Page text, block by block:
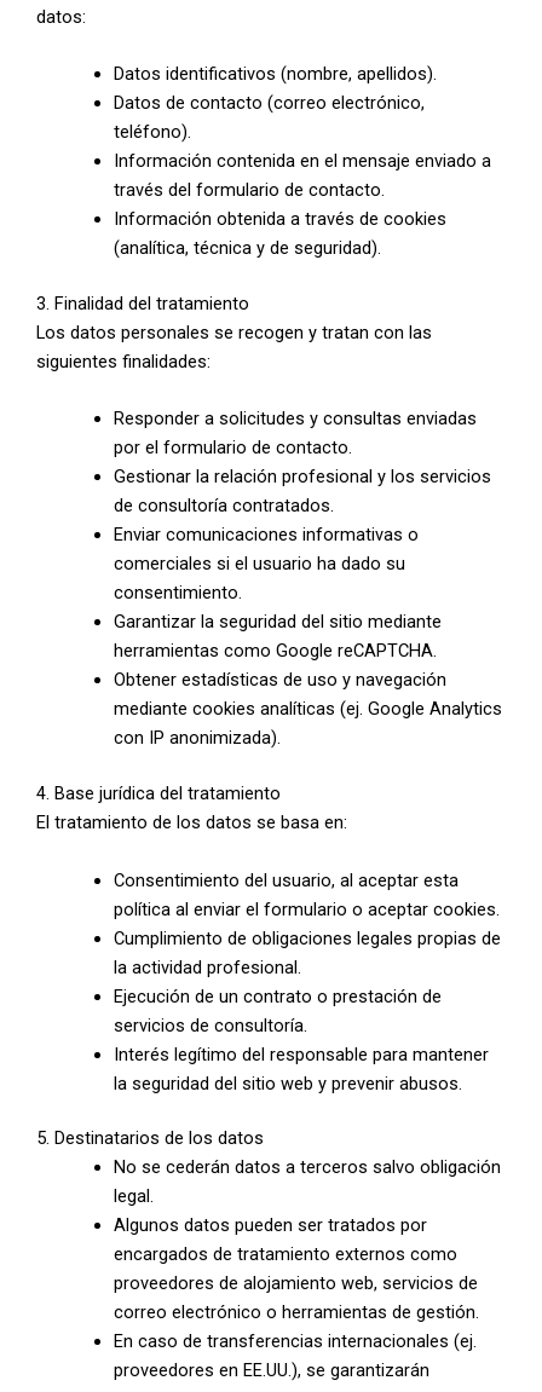
datos:
Datos identificativos (nombre, apellidos).
Datos de contacto (correo electrónico,
teléfono).
Información contenida en el mensaje enviado a
través del formulario de contacto.
Información obtenida a través de cookies
(analítica, técnica y de seguridad).
3. Finalidad del tratamiento
Los datos personales se recogen y tratan con las
siguientes finalidades:
Responder a solicitudes y consultas enviadas
por el formulario de contacto.
Gestionar la relación profesional y los servicios
de consultoría contratados.
Enviar comunicaciones informativas o
comerciales si el usuario ha dado su
consentimiento.
Garantizar la seguridad del sitio mediante
herramientas como Google reCAPTCHA.
Obtener estadísticas de uso y navegación
mediante cookies analíticas (ej. Google Analytics
con IP anonimizada).
4. Base jurídica del tratamiento
El tratamiento de los datos se basa en:
Consentimiento del usuario, al aceptar esta
política al enviar el formulario o aceptar cookies.
Cumplimiento de obligaciones legales propias de
la actividad profesional.
Ejecución de un contrato o prestación de
servicios de consultoría.
Interés legítimo del responsable para mantener
la seguridad del sitio web y prevenir abusos.
5. Destinatarios de los datos
No se cederán datos a terceros salvo obligación
legal.
Algunos datos pueden ser tratados por
encargados de tratamiento externos como
proveedores de alojamiento web, servicios de
correo electrónico o herramientas de gestión.
En caso de transferencias internacionales (ej.
proveedores en EE.UU.), se garantizarán